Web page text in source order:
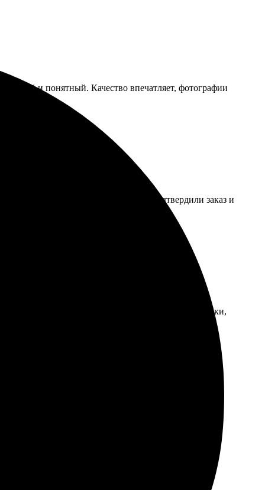
и понятный. Качество впечатляет, фотографии
их через сайт. Оперативно подтвердили заказ и
вернусь снова.
обработали. Получила заказ в оговоренные сроки,
готовые работы, всё понравилось. Удобно и